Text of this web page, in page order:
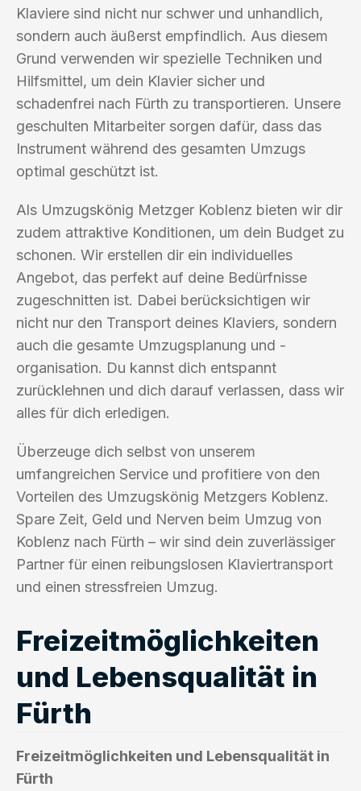
Klaviere sind nicht nur schwer und unhandlich,
sondern auch äußerst empfindlich. Aus diesem
Grund verwenden wir spezielle Techniken und
Hilfsmittel, um dein Klavier sicher und
schadenfrei nach Fürth zu transportieren. Unsere
geschulten Mitarbeiter sorgen dafür, dass das
Instrument während des gesamten Umzugs
optimal geschützt ist.
Als Umzugskönig Metzger Koblenz bieten wir dir
zudem attraktive Konditionen, um dein Budget zu
schonen. Wir erstellen dir ein individuelles
Angebot, das perfekt auf deine Bedürfnisse
zugeschnitten ist. Dabei berücksichtigen wir
nicht nur den Transport deines Klaviers, sondern
auch die gesamte Umzugsplanung und -
organisation. Du kannst dich entspannt
zurücklehnen und dich darauf verlassen, dass wir
alles für dich erledigen.
Überzeuge dich selbst von unserem
umfangreichen Service und profitiere von den
Vorteilen des Umzugskönig Metzgers Koblenz.
Spare Zeit, Geld und Nerven beim Umzug von
Koblenz nach Fürth – wir sind dein zuverlässiger
Partner für einen reibungslosen Klaviertransport
und einen stressfreien Umzug.
Freizeitmöglichkeiten
und Lebensqualität in
Fürth
Freizeitmöglichkeiten und Lebensqualität in
Fürth